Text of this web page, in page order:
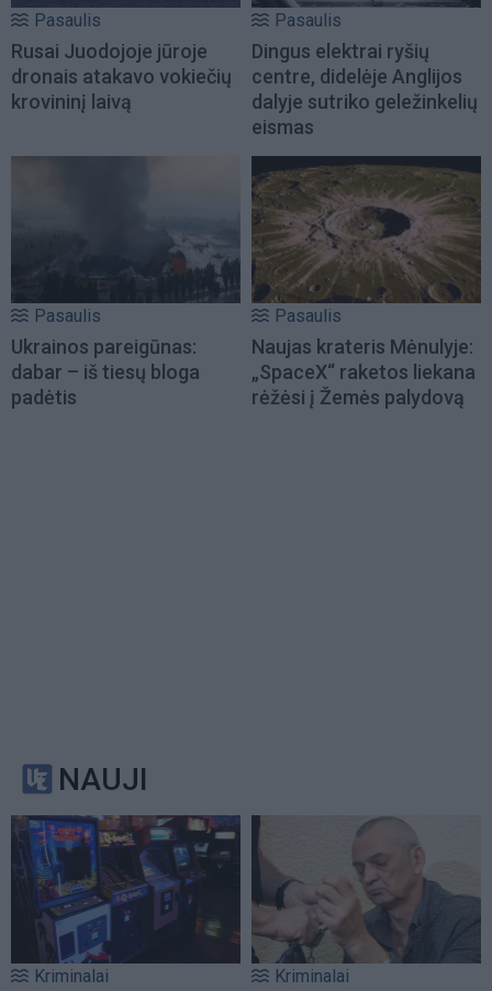
Pasaulis
Rusai Juodojoje jūroje
dronais atakavo vokiečių
krovininį laivą
Pasaulis
Dingus elektrai ryšių
centre, didelėje Anglijos
dalyje sutriko geležinkelių
eismas
Pasaulis
Ukrainos pareigūnas:
dabar – iš tiesų bloga
padėtis
Pasaulis
Naujas krateris Mėnulyje:
„SpaceX“ raketos liekana
rėžėsi į Žemės palydovą
NAUJI
Kriminalai Kriminalai